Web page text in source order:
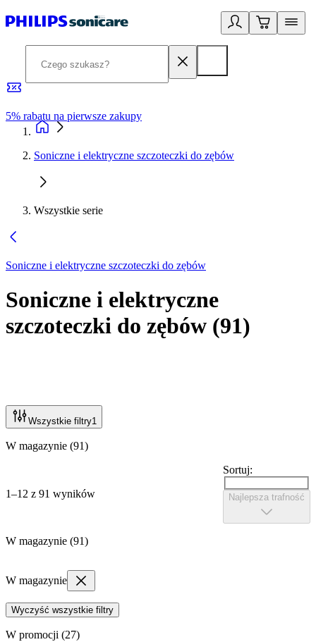
5% rabatu na pierwsze zakupy
Soniczne i elektryczne szczoteczki do zębów
Wszystkie serie
Soniczne i elektryczne szczoteczki do zębów
Soniczne i elektryczne
szczoteczki do zębów (91)
Wszystkie filtry1
W magazynie (91)
1–12 z 91 wyników
Sortuj:
Najlepsza trafność
W magazynie (91)
W magazynie
Wyczyść wszystkie filtry
W promocji (27)